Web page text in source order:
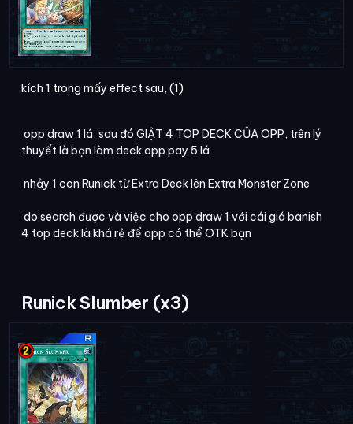
kích 1 trong mấy effect sau, (1)
opp draw 1 lá, sau đó GIẬT 4 TOP DECK CỦA OPP, trên lý
thuyết là bạn làm deck opp pay 5 lá
nhảy 1 con Runick từ Extra Deck lên Extra Monster Zone
do search được và việc cho opp draw 1 với cái giá banish
4 top deck là khá rẻ để opp có thể OTK bạn
Runick Slumber (x3)